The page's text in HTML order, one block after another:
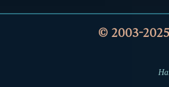
© 2003-